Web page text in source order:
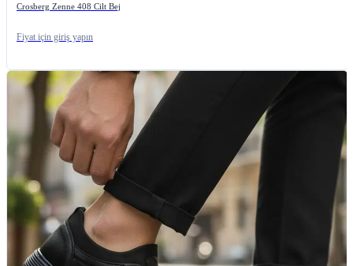
Crosberg Zenne 408 Cilt Bej
Fiyat için giriş yapın